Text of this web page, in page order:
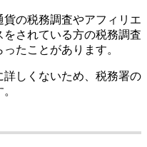
貨の税務調査やアフィリエ
されている方の税務調査
たことがあります。
しくないため、税務署の